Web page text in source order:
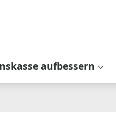
aufbessern